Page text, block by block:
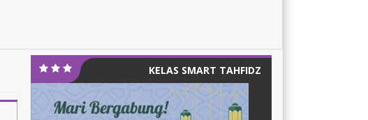
KELAS SMART TAHFIDZ